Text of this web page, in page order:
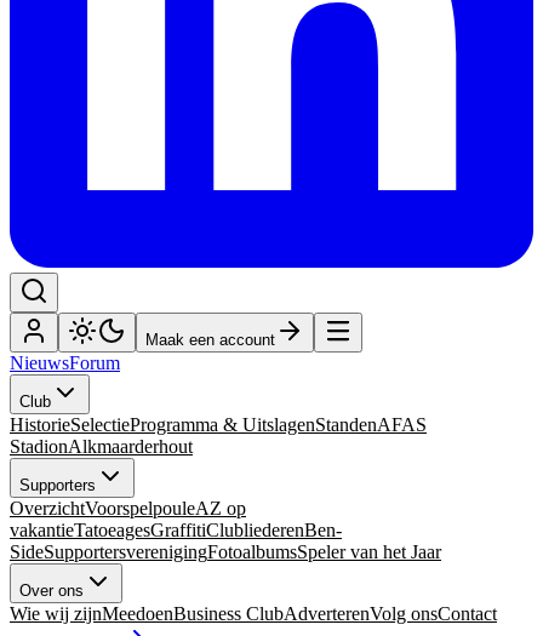
Maak een account
NieuwsForum
Club
HistorieSelectieProgramma & UitslagenStandenAFAS
StadionAlkmaarderhout
Supporters
OverzichtVoorspelpouleAZ op
vakantieTatoeagesGraffitiClubliederenBen-
SideSupportersverenigingFotoalbumsSpeler van het Jaar
Over ons
Wie wij zijnMeedoenBusiness ClubAdverterenVolg onsContact